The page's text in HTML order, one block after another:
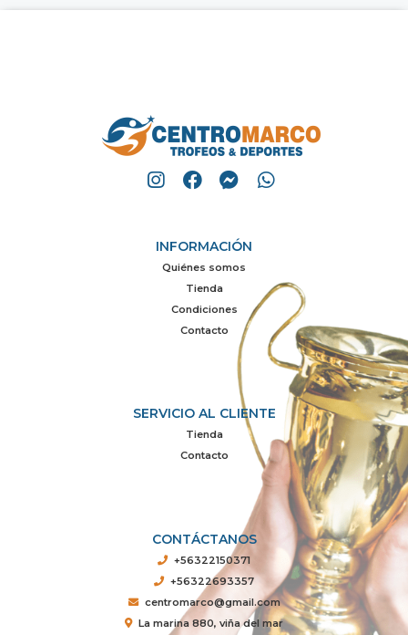
INFORMACIÓN
Quiénes somos
Tienda
Condiciones
Contacto
SERVICIO AL CLIENTE
Tienda
Contacto
CONTÁCTANOS
+56322150371
+56322693357
centromarco@gmail.com
La marina 880, viña del mar